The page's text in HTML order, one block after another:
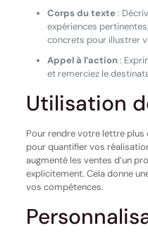
Corps du texte:
expériences
concrets pour illustrer
Appel à l’action:
et remerciez le
Utilisation
Pour rendre votre lettre plus
pour quantifier vos
augmenté les ventes d’un
explicitement. Cela donne
vos compétences.